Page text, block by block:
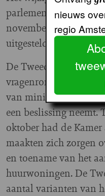
parlement. Bij de
november is de
uitgesteld.
De Tweede Kamer wil
vragenronde en
van minister Blok
een beslissing neemt.
oktober had de
maakten zich zorgen
en toename van het
huurwoningen. De
aantal varianten van
nieuws
regio